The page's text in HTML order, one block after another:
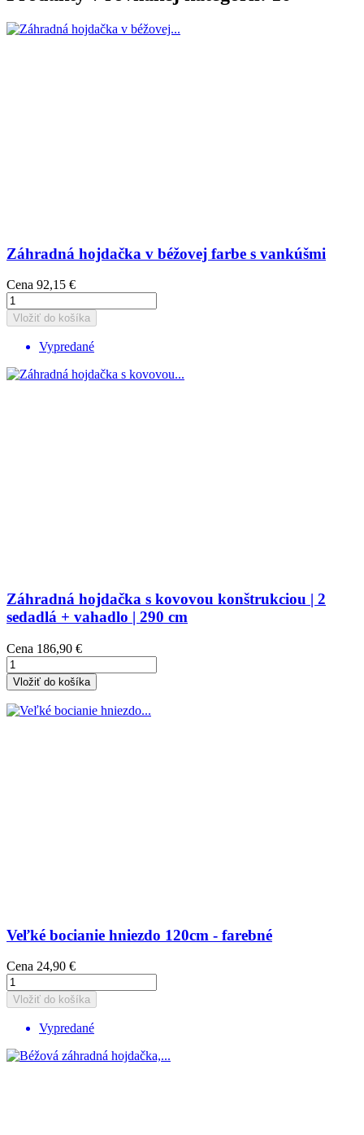
Záhradná hojdačka v béžovej farbe s vankúšmi
Cena 92,15 €
Vložiť do košíka
Vypredané
Záhradná hojdačka s kovovou konštrukciou | 2
sedadlá + vahadlo | 290 cm
Cena 186,90 €
Vložiť do košíka
Veľké bocianie hniezdo 120cm - farebné
Cena 24,90 €
Vložiť do košíka
Vypredané